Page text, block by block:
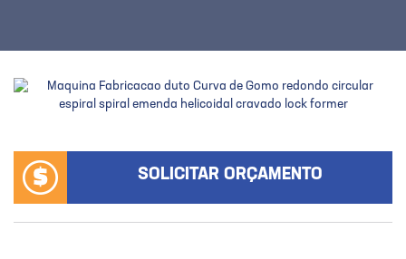
SOLICITAR ORÇAMENTO